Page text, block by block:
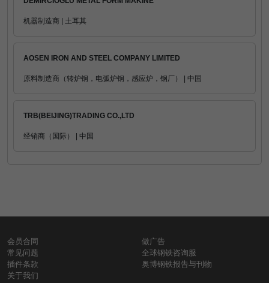
机器制造商 | 土耳其
AOSEN IRON AND STEEL COMPANY LIMITED
原料制造商（转炉钢，电弧炉钢，感应炉，钢厂） | 中国
TRB(BEIJING)TRADING CO.,LTD
经销商（国际） | 中国
会员合同
常见问题
插件条款
关于我们
做广告
全球钢铁咨询服
奥博钢铁报告与刊物